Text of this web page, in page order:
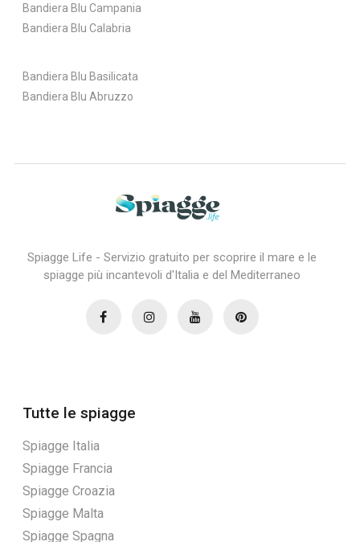
Bandiera Blu Campania
Bandiera Blu Calabria
Bandiera Blu Basilicata
Bandiera Blu Abruzzo
Spiagge Life - Servizio gratuito per scoprire il mare e le
spiagge più incantevoli d'Italia e del Mediterraneo
Tutte le spiagge
Spiagge Italia
Spiagge Francia
Spiagge Croazia
Spiagge Malta
Spiagge Spagna